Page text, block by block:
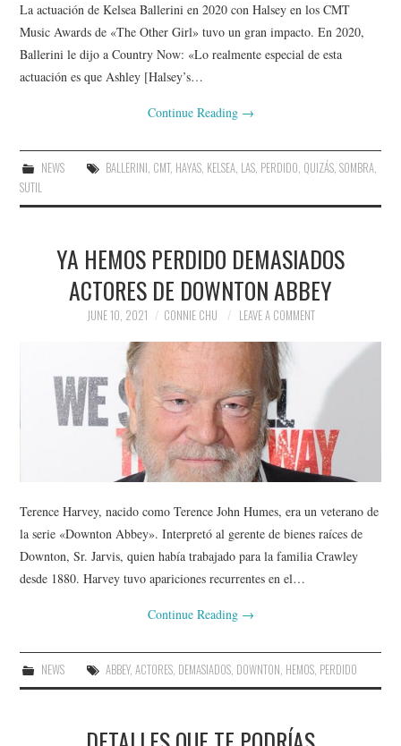
La actuación de Kelsea Ballerini en 2020 con Halsey en los CMT
Music Awards de «The Other Girl» tuvo un gran impacto. En 2020,
Ballerini le dijo a Country Now: «Lo realmente especial de esta
actuación es que Ashley [Halsey’s…
Continue Reading →
NEWS BALLERINI, CMT, HAYAS, KELSEA, LAS, PERDIDO, QUIZÁS, SOMBRA,
SUTIL
YA HEMOS PERDIDO DEMASIADOS
ACTORES DE DOWNTON ABBEY
JUNE 10, 2021 CONNIE CHU LEAVE A COMMENT
Terence Harvey, nacido como Terence John Humes, era un veterano de
la serie «Downton Abbey». Interpretó al gerente de bienes raíces de
Downton, Sr. Jarvis, quien había trabajado para la familia Crawley
desde 1880. Harvey tuvo apariciones recurrentes en el…
Continue Reading →
NEWS ABBEY, ACTORES, DEMASIADOS, DOWNTON, HEMOS, PERDIDO